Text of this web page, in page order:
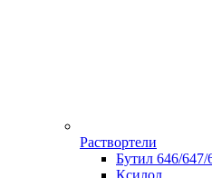
Раствортели
Бутил 646/647/
Ксилол